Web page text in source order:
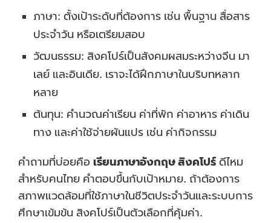
ภาษา: ตั้งเป้าระดับที่ต้องการ เช่น พื้นฐาน สื่อสาร
ประจำวัน หรือเตรียมสอบ
วัฒนธรรม: สิงคโปร์เป็นสังคมผสมระหว่างจีน มา
เลย์ และอินเดีย. เราจะได้ฝึกภาษาในบริบทหลาก
หลาย
ต้นทุน: คำนวณค่าเรียน ค่าที่พัก ค่าอาหาร ค่าเดิน
ทาง และค่าใช้จ่ายผันแปร เช่น ค่ากิจกรรม
คำถามที่บ่อยคือ เรียนภาษาอังกฤษ สิงคโปร์ ดีไหม
สำหรับคนไทย คำตอบขึ้นกับเป้าหมาย. ถ้าต้องการ
สภาพแวดล้อมที่ใช้ภาษาในชีวิตประจำวันและระบบการ
ศึกษาเข้มข้น สิงคโปร์เป็นตัวเลือกที่คุ้มค่า.